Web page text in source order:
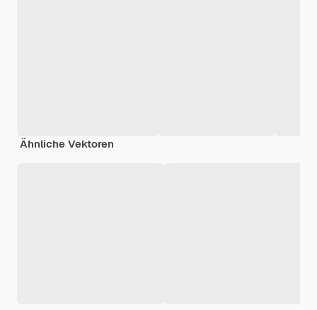
Ähnliche Vektoren